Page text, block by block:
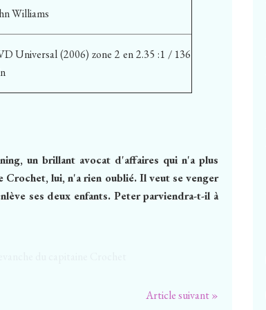
Williams
Universal (2006) zone 2 en 2.35 :1 / 136
un brillant avocat d'affaires qui n'a plus
Crochet, lui, n'a rien oublié. Il veut se venger
ses deux enfants. Peter parviendra-t-il à
Article suivant »